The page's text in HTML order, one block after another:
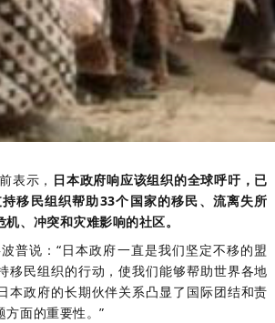
表示， 日本政府响应该组织的全球呼吁，已
移民组织帮助33个国家的移民、流离失所
、冲突和灾难影响的社区。
普说：“日本政府一直是我们坚定不移的盟
移民组织的行动，使我们能够帮助世界各地
本政府的长期伙伴关系凸显了国际团结和责
方面的重要性。”